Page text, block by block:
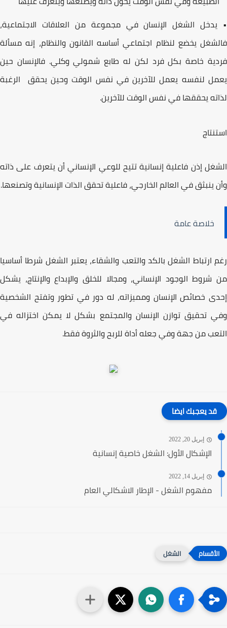
الشغل الإنسان في مجموعة من العلاقات الاجتماعیة،
يخضع لنظام اجتماعي أساسه القانون والنظام، إنه مسألة
خاصة بكل فرد لكن له طابع شمولي وكلي. فالإنسان حین
لنفسه یعمل للآخرین في نفس الوقت وحین یحقق الرغبة
یحققھا في نفس الوقت للآخرین.
إذن فاعلیة إنسانیة تتیح للوعي الإنساني أن یتعرف على ذاته
ینبثق في العالم الخارجي، فاعلیة تحقق الذات الإنسانیة وتصنعھا.
خلاصة عامة
ارتباط الشغل بالكد والتعب والشقاء، یعتبر الشغل شرطا أساسیا
الوجود الإنساني، ومجالا للخلق والإبداع والإنتاج، یشكل
خصائص الإنسان وممیزاته، له دور في تطور وتفتح الشخصیة
تحقیق توازن الإنسان والمجتمع بشكل لا یمكن اختزاله في
من جھة وفي جعله أداة للربح والثروة فقط.
قد يعجبك ايضا
إبريل 20, 2022
الإشکال الأول: الشغل خاصية إنسانية
إبريل 14, 2022
مفهوم الشغل - الإطار الاشكالي العام
الشغل